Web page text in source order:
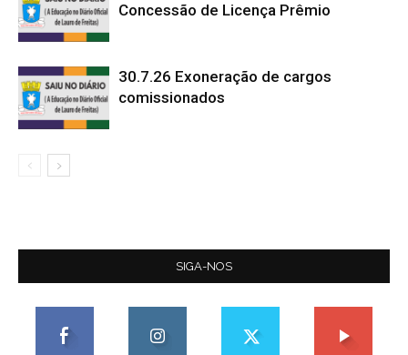
Concessão de Licença Prêmio
30.7.26 Exoneração de cargos
comissionados
SIGA-NOS